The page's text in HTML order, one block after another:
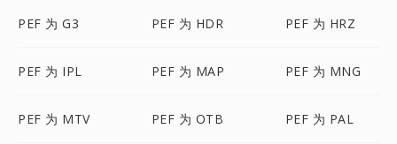
PEF 为 G3 PEF 为 HDR PEF 为 HRZ
PEF 为 IPL PEF 为 MAP PEF 为 MNG
PEF 为 MTV PEF 为 OTB PEF 为 PAL